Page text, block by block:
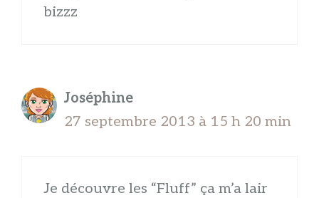
bizzz
Joséphine
27 septembre 2013 à 15 h 20 min
Je découvre les “Fluff” ça m’a lair